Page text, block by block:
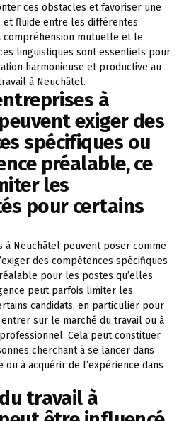
ces obstacles et favoriser une
et fluide entre les différentes
compréhension mutuelle et le
linguistiques sont essentiels pour
harmonieuse et productive au
à Neuchâtel.
à
exiger des
spécifiques ou
préalable, ce
les
pour certains
à Neuchâtel peuvent poser comme
des compétences spécifiques
pour les postes qu’elles
peut parfois limiter les
candidats, en particulier pour
sur le marché du travail ou à
Cela peut constituer
cherchant à se lancer dans
à acquérir de l’expérience dans
travail à